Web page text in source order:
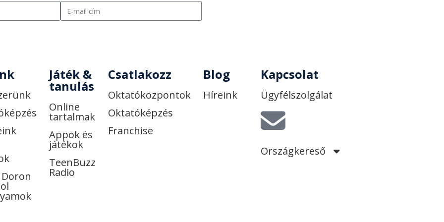
Játék &
tanulás
Online
tartalmak
Appok és
játékok
TeenBuzz
Radio
Csatlakozz
Oktatóközpontok
Oktatóképzés
Franchise
Blog
Híreink
Kapcsolat
Ügyfélszolgálat
Országkereső